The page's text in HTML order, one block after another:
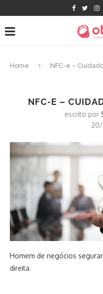
Home NFC-e –
NFC-E –
escrito por
Homem de negócios
direita